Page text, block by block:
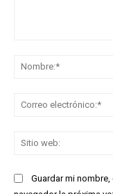
Guardar mi